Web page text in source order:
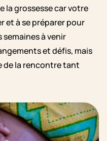
la grossesse car votre
et à se préparer pour
semaines à venir
et défis, mais
de la rencontre tant